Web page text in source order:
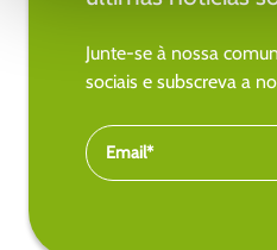
Junte-se à nossa
sociais e subscreva a